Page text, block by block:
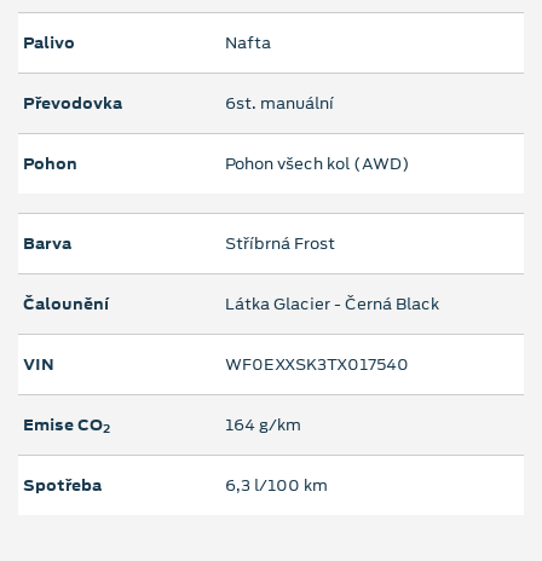
Palivo Nafta
Převodovka 6st. manuální
Pohon Pohon všech kol (AWD)
Barva Stříbrná Frost
Čalounění Látka Glacier - Černá Black
VIN WF0EXXSK3TX017540
Emise CO2 164 g/km
Spotřeba 6,3 l/100 km